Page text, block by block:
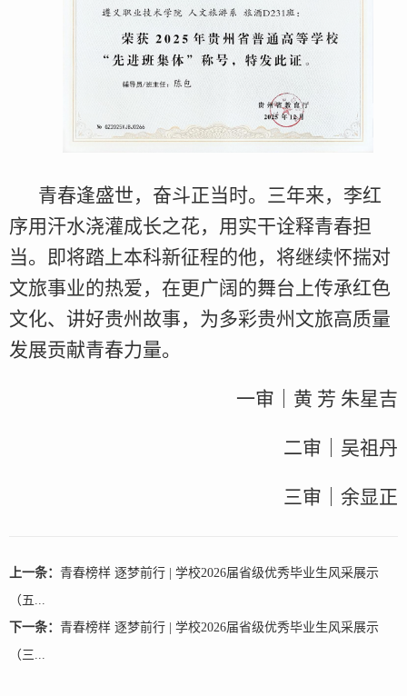
青春逢盛世，奋斗正当时。三年来，李红
序用汗水浇灌成长之花，用实干诠释青春担
当。即将踏上本科新征程的他，将继续怀揣对
文旅事业的热爱，在更广阔的舞台上传承红色
文化、讲好贵州故事，为多彩贵州文旅高质量
发展贡献青春力量。
一审｜黄 芳 朱星吉
二审｜吴祖丹
三审｜余显正
上一条： 青春榜样 逐梦前行 | 学校2026届省级优秀毕业生风采展示
（五...
下一条： 青春榜样 逐梦前行 | 学校2026届省级优秀毕业生风采展示
（三...